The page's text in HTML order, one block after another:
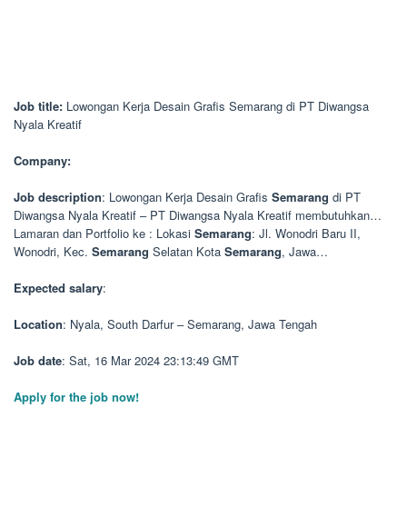
Job title: Lowongan Kerja Desain Grafis Semarang di PT Diwangsa
Nyala Kreatif
Company:
Job description: Lowongan Kerja Desain Grafis Semarang di PT
Diwangsa Nyala Kreatif – PT Diwangsa Nyala Kreatif membutuhkan…
Lamaran dan Portfolio ke : Lokasi Semarang: Jl. Wonodri Baru II,
Wonodri, Kec. Semarang Selatan Kota Semarang, Jawa…
Expected salary:
Location: Nyala, South Darfur – Semarang, Jawa Tengah
Job date: Sat, 16 Mar 2024 23:13:49 GMT
Apply for the job now!